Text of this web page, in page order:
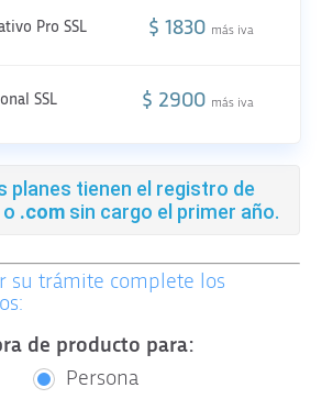
Pro SSL $ 1830 más iva
SSL $ 2900 más iva
planes tienen el registro de
.comsin cargo el primer año.
su trámite complete los
de producto para:
Persona